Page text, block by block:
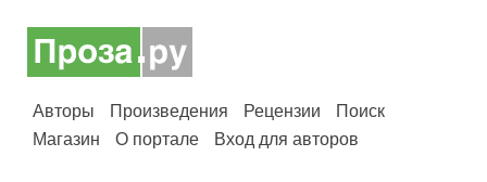
Авторы Произведения Рецензии
Поиск
Магазин
О портале Вход для авторов